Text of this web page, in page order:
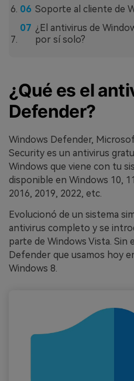
Soporte al cliente de
¿El antivirus de
por sí solo?
¿Qué es el
Defender?
Windows Defender,
Security es un antivirus
Windows que viene con tu
disponible en Windows 10,
2016, 2019, 2022, etc.
Evolucionó de un sistema
antivirus completo y se
parte de Windows Vista. Sin
Defender que usamos hoy
Windows 8.